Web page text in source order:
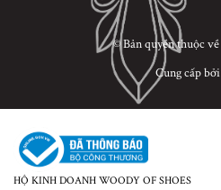
© Bản quyền thuộc về
Cung cấp bởi
HỘ KINH DOANH WOODY OF SHOES